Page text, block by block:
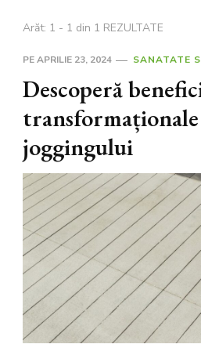
Arăt: 1 - 1 din 1 REZULTATE
PEAPRILIE 23, 2024 SANATATE
Descoperă
transformaționale
joggingului